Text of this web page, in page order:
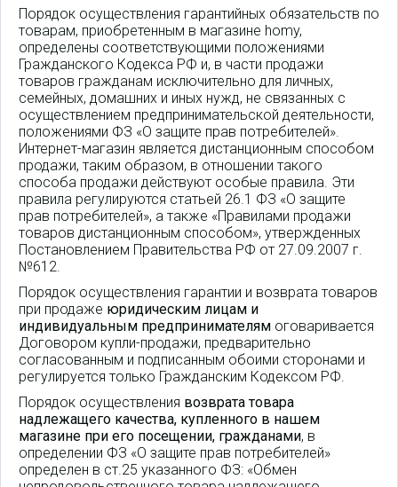
Порядок осуществления гарантийных обязательств по
товарам, приобретенным в магазине homy,
определены соответствующими положениями
Гражданского Кодекса РФ и, в части продажи
товаров гражданам исключительно для личных,
семейных, домашних и иных нужд, не связанных с
осуществлением предпринимательской деятельности,
положениями ФЗ «О защите прав потребителей».
Интернет-магазин является дистанционным способом
продажи, таким образом, в отношении такого
способа продажи действуют особые правила. Эти
правила регулируются статьей 26.1 ФЗ «О защите
прав потребителей», а также «Правилами продажи
товаров дистанционным способом», утвержденных
Постановлением Правительства РФ от 27.09.2007 г.
№612.
Порядок осуществления гарантии и возврата товаров
при продаже юридическим лицам и
индивидуальным предпринимателям оговаривается
Договором купли-продажи, предварительно
согласованным и подписанным обоими сторонами и
регулируется только Гражданским Кодексом РФ.
Порядок осуществления возврата товара
надлежащего качества, купленного в нашем
магазине при его посещении, гражданами, в
определении ФЗ «О защите прав потребителей»
определен в ст.25 указанного ФЗ: «Обмен